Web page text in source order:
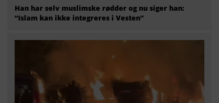
Han har selv muslimske rødder og nu siger han:
“Islam kan ikke integreres i Vesten”